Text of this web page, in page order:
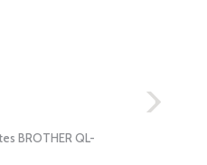
BROTHER QL-